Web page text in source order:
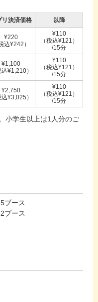
リ決済価格 以降
¥220
込¥242）
¥110
（税込¥121）
/15分
¥1,100
込¥1,210）
¥110
（税込¥121）
/15分
¥2,750
込¥3,025）
¥110
（税込¥121）
/15分
小学生以上は1人分のご
ブース
ブース